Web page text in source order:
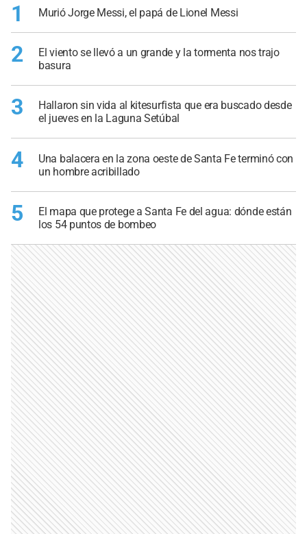
1 Murió Jorge Messi, el papá de Lionel Messi
2
El viento se llevó a un grande y la tormenta nos trajo
basura
3
Hallaron sin vida al kitesurfista que era buscado desde
el jueves en la Laguna Setúbal
4
Una balacera en la zona oeste de Santa Fe terminó con
un hombre acribillado
5
El mapa que protege a Santa Fe del agua: dónde están
los 54 puntos de bombeo